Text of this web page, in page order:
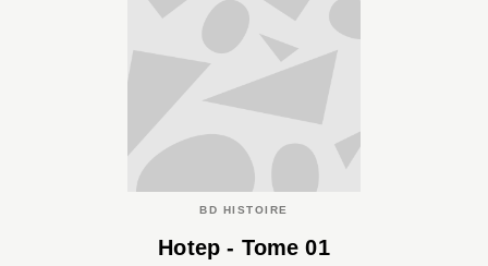
BD HISTOIRE
Hotep - Tome 01